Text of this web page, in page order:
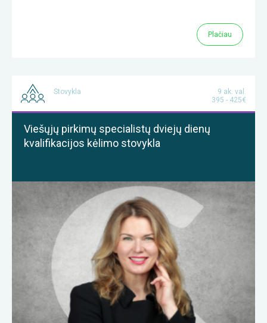
Plačiau
Stovykla
9 ak. val.
395 - 425€
Viešųjų pirkimų specialistų dviejų dienų
kvalifikacijos kėlimo stovykla